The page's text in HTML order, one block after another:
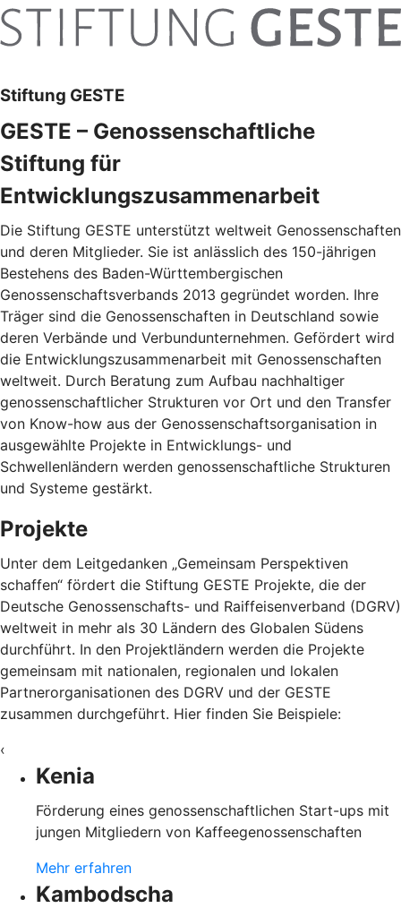
Stiftung GESTE
GESTE – Genossenschaftliche
Stiftung für
Entwicklungszusammenarbeit
Die Stiftung GESTE unterstützt weltweit Genossenschaften
und deren Mitglieder. Sie ist anlässlich des 150-jährigen
Bestehens des Baden-Württembergischen
Genossenschaftsverbands 2013 gegründet worden. Ihre
Träger sind die Genossenschaften in Deutschland sowie
deren Verbände und Verbundunternehmen. Gefördert wird
die Entwicklungszusammenarbeit mit Genossenschaften
weltweit. Durch Beratung zum Aufbau nachhaltiger
genossenschaftlicher Strukturen vor Ort und den Transfer
von Know-how aus der Genossenschaftsorganisation in
ausgewählte Projekte in Entwicklungs- und
Schwellenländern werden genossenschaftliche Strukturen
und Systeme gestärkt.
Projekte
Unter dem Leitgedanken „Gemeinsam Perspektiven
schaffen“ fördert die Stiftung GESTE Projekte, die der
Deutsche Genossenschafts- und Raiffeisenverband (DGRV)
weltweit in mehr als 30 Ländern des Globalen Südens
durchführt. In den Projektländern werden die Projekte
gemeinsam mit nationalen, regionalen und lokalen
Partnerorganisationen des DGRV und der GESTE
zusammen durchgeführt. Hier finden Sie Beispiele:
‹
Kenia
Förderung eines genossenschaftlichen Start-ups mit
jungen Mitgliedern von Kaffeegenossenschaften
Mehr erfahren
Kambodscha